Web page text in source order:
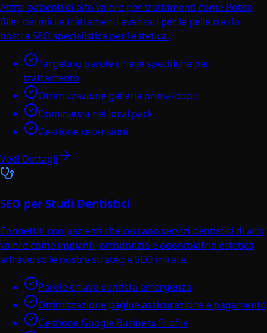
Attrai pazienti di alto valore per trattamenti come Botox,
filler dermici e trattamenti avanzati per la pelle con la
nostra SEO specialistica per l'estetica.
Targeting parole chiave specifiche per
trattamento
Ottimizzazione galleria prima/dopo
Dominanza nel local pack
Gestione recensioni
Vedi Dettagli
SEO per Studi Dentistici
Connettiti con pazienti che cercano servizi dentistici di alto
valore come impianti, ortodonzia e odontoiatria estetica
attraverso le nostre strategie SEO mirate.
Parole chiave dentista emergenza
Ottimizzazione pagine assicurazione e pagamento
Gestione Google Business Profile